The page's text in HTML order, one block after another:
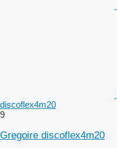
discoflex4m20
9
Gregoire discoflex4m20